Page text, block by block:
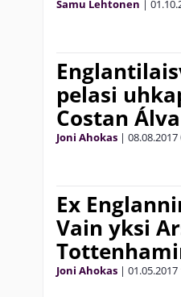
Samu Lehtonen |
pelasi
Costan
Joni Ahokas | 08.08.2017
Ex
Vain yksi
Joni Ahokas | 01.05.2017